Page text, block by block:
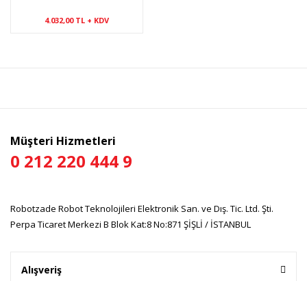
4.032,00 TL + KDV
Müşteri Hizmetleri
0 212 220 444 9
Robotzade Robot Teknolojileri Elektronik San. ve Dış. Tic. Ltd. Şti.
Perpa Ticaret Merkezi B Blok Kat:8 No:871 ŞİŞLİ / İSTANBUL
Alışveriş